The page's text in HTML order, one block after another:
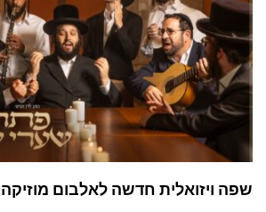
שפה ויזואלית חדשה לאלבום